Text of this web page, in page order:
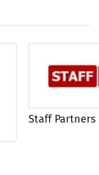
Staff Partners